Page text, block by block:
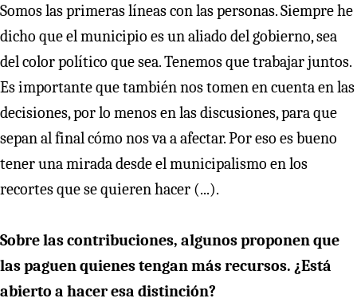
Somos las primeras líneas con las personas. Siempre he
dicho que el municipio es un aliado del gobierno, sea
del color político que sea. Tenemos que trabajar juntos.
Es importante que también nos tomen en cuenta en las
decisiones, por lo menos en las discusiones, para que
sepan al final cómo nos va a afectar. Por eso es bueno
tener una mirada desde el municipalismo en los
recortes que se quieren hacer (...).
Sobre las contribuciones, algunos proponen que
las paguen quienes tengan más recursos. ¿Está
abierto a hacer esa distinción?